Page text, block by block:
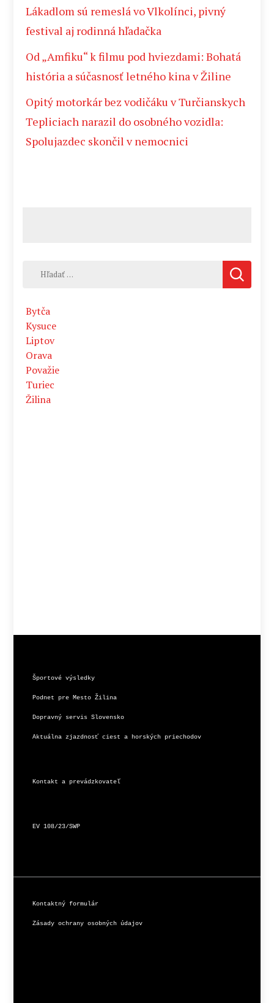
Lákadlom sú remeslá vo Vlkolínci, pivný
festival aj rodinná hľadačka
Od „Amfiku“ k filmu pod hviezdami: Bohatá
história a súčasnosť letného kina v Žiline
Opitý motorkár bez vodičáku v Turčianskych
Tepliciach narazil do osobného vozidla:
Spolujazdec skončil v nemocnici
Hľadať:
Bytča
Kysuce
Liptov
Orava
Považie
Turiec
Žilina
Športové výsledky
Podnet pre Mesto Žilina
Dopravný servis Slovensko
Aktuálna zjazdnosť ciest a horských priechodov
Kontakt a prevádzkovateľ
EV 108/23/SWP
Kontaktný formulár
Zásady ochrany osobných údajov